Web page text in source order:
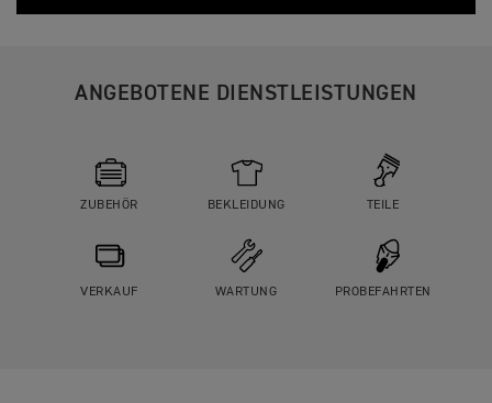
ANGEBOTENE DIENSTLEISTUNGEN
ZUBEHÖR BEKLEIDUNG TEILE
VERKAUF WARTUNG PROBEFAHRTEN